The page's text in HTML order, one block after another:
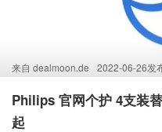
来自 dealmoon.de 2022-06-26发
Philips 官网个护 4支装
起